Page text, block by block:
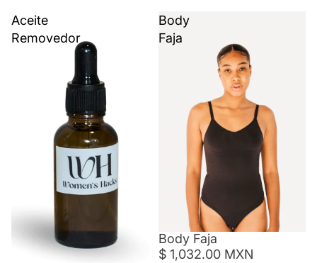
Aceite
Removedor
Body
Faja
Body Faja
$ 1,032.00 MXN